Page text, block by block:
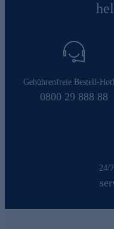
Gebührenfreie Bestell-
0800 29 888 88
24/